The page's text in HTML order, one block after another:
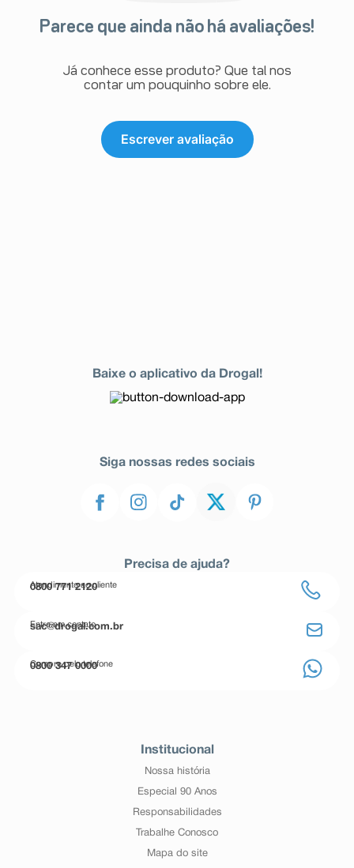
Parece que ainda não há avaliações!
Já conhece esse produto? Que tal nos
contar um pouquinho sobre ele.
Escrever avaliação
Baixe o aplicativo da Drogal!
Siga nossas redes sociais
Precisa de ajuda?
Atendimento ao cliente
0800 771 2120
Entre em contato
sac@drogal.com.br
Compre pelo telefone
0800 347 0000
Institucional
Nossa história
Especial 90 Anos
Responsabilidades
Trabalhe Conosco
Mapa do site